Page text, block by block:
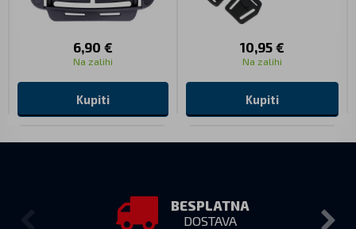
6,90 €
Na zalihi
Kupiti
10,95 €
Na zalihi
Kupiti
BESPLATNA
DOSTAVA